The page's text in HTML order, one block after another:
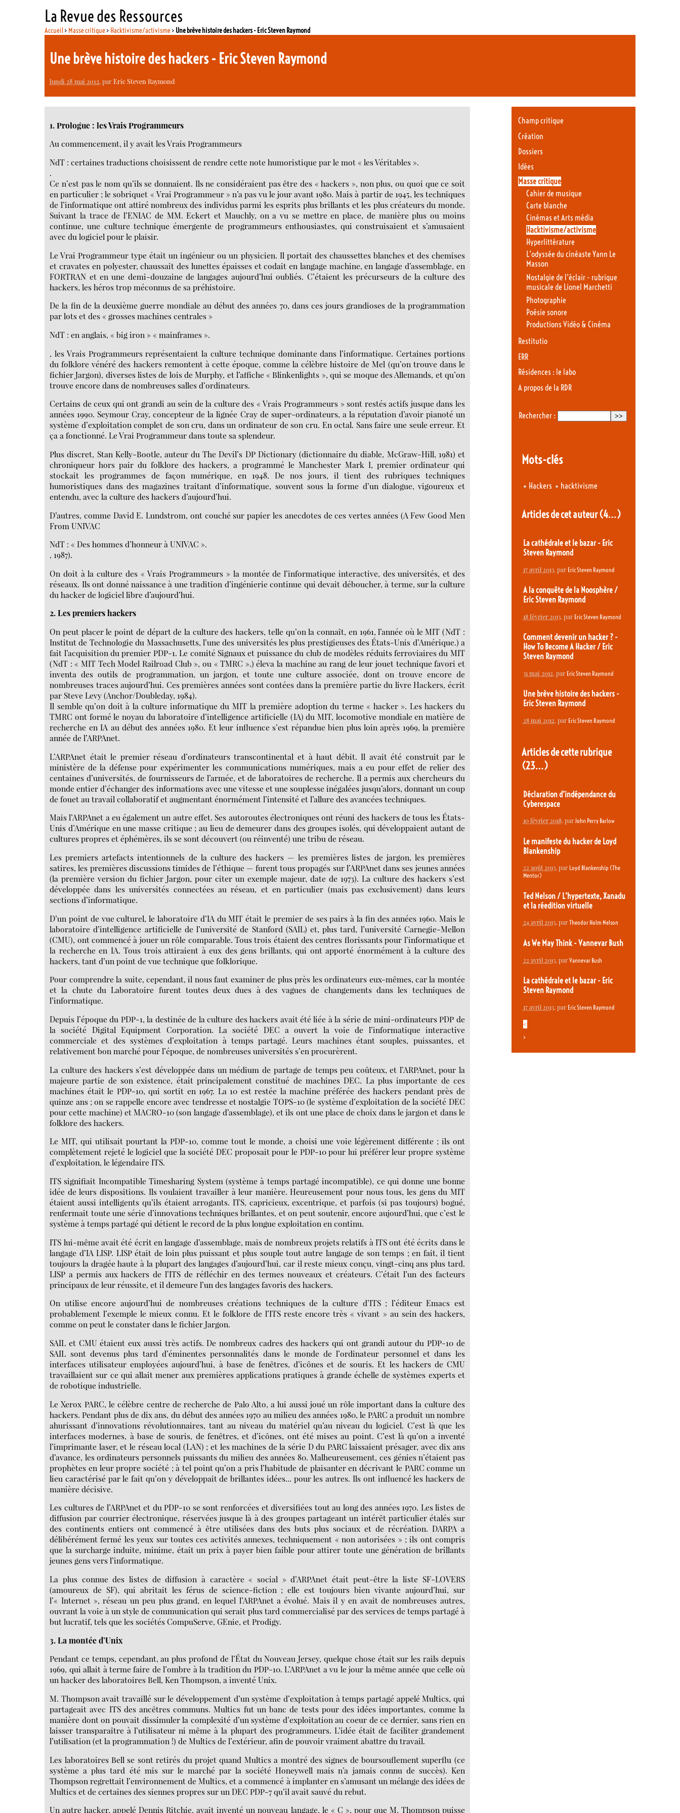
La Revue des Ressources
Accueil> Masse critique> Hacktivisme/activisme> Une brève histoire des hackers - Eric Steven Raymond
Une brève histoire des hackers - Eric Steven Raymond
lundi 28 mai 2012, parEric Steven Raymond
1. Prologue : les Vrais Programmeurs
Au commencement, il y avait les Vrais Programmeurs
NdT : certaines traductions choisissent de rendre cette note humoristique par le mot « les Véritables ».
.
Ce n’est pas le nom qu’ils se donnaient. Ils ne considéraient pas être des « hackers », non plus, ou quoi que ce soit
en particulier ; le sobriquet « Vrai Programmeur » n’a pas vu le jour avant 1980. Mais à partir de 1945, les techniques
de l’informatique ont attiré nombreux des individus parmi les esprits plus brillants et les plus créateurs du monde.
Suivant la trace de l’ENIAC de MM. Eckert et Mauchly, on a vu se mettre en place, de manière plus ou moins
continue, une culture technique émergente de programmeurs enthousiastes, qui construisaient et s’amusaient
avec du logiciel pour le plaisir.
Le Vrai Programmeur type était un ingénieur ou un physicien. Il portait des chaussettes blanches et des chemises
et cravates en polyester, chaussait des lunettes épaisses et codait en langage machine, en langage d’assemblage, en
FORTRAN et en une demi-douzaine de langages aujourd’hui oubliés. C’étaient les précurseurs de la culture des
hackers, les héros trop méconnus de sa préhistoire.
De la fin de la deuxième guerre mondiale au début des années 70, dans ces jours grandioses de la programmation
par lots et des « grosses machines centrales »
NdT : en anglais, « big iron » « mainframes ».
, les Vrais Programmeurs représentaient la culture technique dominante dans l’informatique. Certaines portions
du folklore vénéré des hackers remontent à cette époque, comme la célèbre histoire de Mel (qu’on trouve dans le
fichier Jargon), diverses listes de lois de Murphy, et l’affiche « Blinkenlights », qui se moque des Allemands, et qu’on
trouve encore dans de nombreuses salles d’ordinateurs.
Certains de ceux qui ont grandi au sein de la culture des « Vrais Programmeurs » sont restés actifs jusque dans les
années 1990. Seymour Cray, concepteur de la lignée Cray de super-ordinateurs, a la réputation d’avoir pianoté un
système d’exploitation complet de son cru, dans un ordinateur de son cru. En octal. Sans faire une seule erreur. Et
ça a fonctionné. Le Vrai Programmeur dans toute sa splendeur.
Plus discret, Stan Kelly-Bootle, auteur du The Devil’s DP Dictionary (dictionnaire du diable, McGraw-Hill, 1981) et
chroniqueur hors pair du folklore des hackers, a programmé le Manchester Mark I, premier ordinateur qui
stockait les programmes de façon numérique, en 1948. De nos jours, il tient des rubriques techniques
humoristiques dans des magazines traitant d’informatique, souvent sous la forme d’un dialogue, vigoureux et
entendu, avec la culture des hackers d’aujourd’hui.
D’autres, comme David E. Lundstrom, ont couché sur papier les anecdotes de ces vertes années (A Few Good Men
From UNIVAC
NdT : « Des hommes d’honneur à UNIVAC ».
, 1987).
On doit à la culture des « Vrais Programmeurs » la montée de l’informatique interactive, des universités, et des
réseaux. Ils ont donné naissance à une tradition d’ingénierie continue qui devait déboucher, à terme, sur la culture
du hacker de logiciel libre d’aujourd’hui.
2. Les premiers hackers
On peut placer le point de départ de la culture des hackers, telle qu’on la connaît, en 1961, l’année où le MIT (NdT :
Institut de Technologie du Massachusetts, l’une des universités les plus prestigieuses des États-Unis d’Amérique.) a
fait l’acquisition du premier PDP-1. Le comité Signaux et puissance du club de modèles réduits ferroviaires du MIT
(NdT : « MIT Tech Model Railroad Club », ou « TMRC ».) éleva la machine au rang de leur jouet technique favori et
inventa des outils de programmation, un jargon, et toute une culture associée, dont on trouve encore de
nombreuses traces aujourd’hui. Ces premières années sont contées dans la première partie du livre Hackers, écrit
par Steve Levy (Anchor/Doubleday, 1984).
Il semble qu’on doit à la culture informatique du MIT la première adoption du terme « hacker ». Les hackers du
TMRC ont formé le noyau du laboratoire d’intelligence artificielle (IA) du MIT, locomotive mondiale en matière de
recherche en IA au début des années 1980. Et leur influence s’est répandue bien plus loin après 1969, la première
année de l’ARPAnet.
L’ARPAnet était le premier réseau d’ordinateurs transcontinental et à haut débit. Il avait été construit par le
ministère de la défense pour expérimenter les communications numériques, mais a eu pour effet de relier des
centaines d’universités, de fournisseurs de l’armée, et de laboratoires de recherche. Il a permis aux chercheurs du
monde entier d’échanger des informations avec une vitesse et une souplesse inégalées jusqu’alors, donnant un coup
de fouet au travail collaboratif et augmentant énormément l’intensité et l’allure des avancées techniques.
Mais l’ARPAnet a eu également un autre effet. Ses autoroutes électroniques ont réuni des hackers de tous les États-
Unis d’Amérique en une masse critique ; au lieu de demeurer dans des groupes isolés, qui développaient autant de
cultures propres et éphémères, ils se sont découvert (ou réinventé) une tribu de réseau.
Les premiers artefacts intentionnels de la culture des hackers — les premières listes de jargon, les premières
satires, les premières discussions timides de l’éthique — furent tous propagés sur l’ARPAnet dans ses jeunes années
(la première version du fichier Jargon, pour citer un exemple majeur, date de 1973). La culture des hackers s’est
développée dans les universités connectées au réseau, et en particulier (mais pas exclusivement) dans leurs
sections d’informatique.
D’un point de vue culturel, le laboratoire d’IA du MIT était le premier de ses pairs à la fin des années 1960. Mais le
laboratoire d’intelligence artificielle de l’université de Stanford (SAIL) et, plus tard, l’université Carnegie-Mellon
(CMU), ont commencé à jouer un rôle comparable. Tous trois étaient des centres florissants pour l’informatique et
la recherche en IA. Tous trois attiraient à eux des gens brillants, qui ont apporté énormément à la culture des
hackers, tant d’un point de vue technique que folklorique.
Pour comprendre la suite, cependant, il nous faut examiner de plus près les ordinateurs eux-mêmes, car la montée
et la chute du Laboratoire furent toutes deux dues à des vagues de changements dans les techniques de
l’informatique.
Depuis l’époque du PDP-1, la destinée de la culture des hackers avait été liée à la série de mini-ordinateurs PDP de
la société Digital Equipment Corporation. La société DEC a ouvert la voie de l’informatique interactive
commerciale et des systèmes d’exploitation à temps partagé. Leurs machines étant souples, puissantes, et
relativement bon marché pour l’époque, de nombreuses universités s’en procurèrent.
La culture des hackers s’est développée dans un médium de partage de temps peu coûteux, et l’ARPAnet, pour la
majeure partie de son existence, était principalement constitué de machines DEC. La plus importante de ces
machines était le PDP-10, qui sortit en 1967. La 10 est restée la machine préférée des hackers pendant près de
quinze ans ; on se rappelle encore avec tendresse et nostalgie TOPS-10 (le système d’exploitation de la société DEC
pour cette machine) et MACRO-10 (son langage d’assemblage), et ils ont une place de choix dans le jargon et dans le
folklore des hackers.
Le MIT, qui utilisait pourtant la PDP-10, comme tout le monde, a choisi une voie légèrement différente ; ils ont
complètement rejeté le logiciel que la société DEC proposait pour le PDP-10 pour lui préférer leur propre système
d’exploitation, le légendaire ITS.
ITS signifiait Incompatible Timesharing System (système à temps partagé incompatible), ce qui donne une bonne
idée de leurs dispositions. Ils voulaient travailler à leur manière. Heureusement pour nous tous, les gens du MIT
étaient aussi intelligents qu’ils étaient arrogants. ITS, capricieux, excentrique, et parfois (si pas toujours) bogué,
renfermait toute une série d’innovations techniques brillantes, et on peut soutenir, encore aujourd’hui, que c’est le
système à temps partagé qui détient le record de la plus longue exploitation en continu.
ITS lui-même avait été écrit en langage d’assemblage, mais de nombreux projets relatifs à ITS ont été écrits dans le
langage d’IA LISP. LISP était de loin plus puissant et plus souple tout autre langage de son temps ; en fait, il tient
toujours la dragée haute à la plupart des langages d’aujourd’hui, car il reste mieux conçu, vingt-cinq ans plus tard.
LISP a permis aux hackers de l’ITS de réfléchir en des termes nouveaux et créateurs. C’était l’un des facteurs
principaux de leur réussite, et il demeure l’un des langages favoris des hackers.
On utilise encore aujourd’hui de nombreuses créations techniques de la culture d’ITS ; l’éditeur Emacs est
probablement l’exemple le mieux connu. Et le folklore de l’ITS reste encore très « vivant » au sein des hackers,
comme on peut le constater dans le fichier Jargon.
SAIL et CMU étaient eux aussi très actifs. De nombreux cadres des hackers qui ont grandi autour du PDP-10 de
SAIL sont devenus plus tard d’éminentes personnalités dans le monde de l’ordinateur personnel et dans les
interfaces utilisateur employées aujourd’hui, à base de fenêtres, d’icônes et de souris. Et les hackers de CMU
travaillaient sur ce qui allait mener aux premières applications pratiques à grande échelle de systèmes experts et
de robotique industrielle.
Le Xerox PARC, le célèbre centre de recherche de Palo Alto, a lui aussi joué un rôle important dans la culture des
hackers. Pendant plus de dix ans, du début des années 1970 au milieu des années 1980, le PARC a produit un nombre
ahurissant d’innovations révolutionnaires, tant au niveau du matériel qu’au niveau du logiciel. C’est là que les
interfaces modernes, à base de souris, de fenêtres, et d’icônes, ont été mises au point. C’est là qu’on a inventé
l’imprimante laser, et le réseau local (LAN) ; et les machines de la série D du PARC laissaient présager, avec dix ans
d’avance, les ordinateurs personnels puissants du milieu des années 80. Malheureusement, ces génies n’étaient pas
prophètes en leur propre société ; à tel point qu’on a pris l’habitude de plaisanter en décrivant le PARC comme un
lieu caractérisé par le fait qu’on y développait de brillantes idées... pour les autres. Ils ont influencé les hackers de
manière décisive.
Les cultures de l’ARPAnet et du PDP-10 se sont renforcées et diversifiées tout au long des années 1970. Les listes de
diffusion par courrier électronique, réservées jusque là à des groupes partageant un intérêt particulier étalés sur
des continents entiers ont commencé à être utilisées dans des buts plus sociaux et de récréation. DARPA a
délibérément fermé les yeux sur toutes ces activités annexes, techniquement « non autorisées » ; ils ont compris
que la surcharge induite, minime, était un prix à payer bien faible pour attirer toute une génération de brillants
jeunes gens vers l’informatique.
La plus connue des listes de diffusion à caractère « social » d’ARPAnet était peut-être la liste SF-LOVERS
(amoureux de SF), qui abritait les férus de science-fiction ; elle est toujours bien vivante aujourd’hui, sur
l’« Internet », réseau un peu plus grand, en lequel l’ARPAnet a évolué. Mais il y en avait de nombreuses autres,
ouvrant la voie à un style de communication qui serait plus tard commercialisé par des services de temps partagé à
but lucratif, tels que les sociétés CompuServe, GEnie, et Prodigy.
3. La montée d’Unix
Pendant ce temps, cependant, au plus profond de l’État du Nouveau Jersey, quelque chose était sur les rails depuis
1969, qui allait à terme faire de l’ombre à la tradition du PDP-10. L’ARPAnet a vu le jour la même année que celle où
un hacker des laboratoires Bell, Ken Thompson, a inventé Unix.
M. Thompson avait travaillé sur le développement d’un système d’exploitation à temps partagé appelé Multics, qui
partageait avec ITS des ancêtres communs. Multics fut un banc de tests pour des idées importantes, comme la
manière dont on pouvait dissimuler la complexité d’un système d’exploitation au coeur de ce dernier, sans rien en
laisser transparaître à l’utilisateur ni même à la plupart des programmeurs. L’idée était de faciliter grandement
l’utilisation (et la programmation !) de Multics de l’extérieur, afin de pouvoir vraiment abattre du travail.
Les laboratoires Bell se sont retirés du projet quand Multics a montré des signes de boursouflement superflu (ce
système a plus tard été mis sur le marché par la société Honeywell mais n’a jamais connu de succès). Ken
Thompson regrettait l’environnement de Multics, et a commencé à implanter en s’amusant un mélange des idées de
Multics et de certaines des siennes propres sur un DEC PDP-7 qu’il avait sauvé du rebut.
Un autre hacker, appelé Dennis Ritchie, avait inventé un nouveau langage, le « C », pour que M. Thompson puisse
Champ critique
Création
Dossiers
Idées
Masse critique
Cahier de musique
Carte blanche
Cinémas et Arts média
Hacktivisme/activisme
Hyperlittérature
L’odyssée du cinéaste Yann Le
Masson
Nostalgie de l’éclair - rubrique
musicale de Lionel Marchetti
Photographie
Poésie sonore
Productions Vidéo & Cinéma
Restitutio
ERR
Résidences : le labo
A propos de la RDR
Rechercher :
Mots-clés
• Hackers • hacktivisme
Articles de cet auteur(4…)
La cathédrale et le bazar - Eric
Steven Raymond
17 avril 2013, par Eric Steven Raymond
A la conquête de la Noosphère /
Eric Steven Raymond
18 février 2013, par Eric Steven Raymond
Comment devenir un hacker ? -
How To Become A Hacker / Eric
Steven Raymond
31 mai 2012, par Eric Steven Raymond
Une brève histoire des hackers -
Eric Steven Raymond
28 mai 2012, par Eric Steven Raymond
Articles de cette rubrique
(23…)
Déclaration d’indépendance du
Cyberespace
10 février 2018, par John Perry Barlow
Le manifeste du hacker de Loyd
Blankenship
22 août 2013, par Loyd Blankenship (The
Mentor)
Ted Nelson / L’hypertexte, Xanadu
et la réedition virtuelle
24 avril 2013, par Theodor Holm Nelson
As We May Think - Vannevar Bush
22 avril 2013, par Vannevar Bush
La cathédrale et le bazar - Eric
Steven Raymond
17 avril 2013, par Eric Steven Raymond
<
>